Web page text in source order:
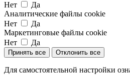
Нет
Да
Аналитические файлы cookie
Нет
Да
Маркетинговые файлы cookie
Нет
Да
Принять все Отклонить все
Для самостоятельной настройки